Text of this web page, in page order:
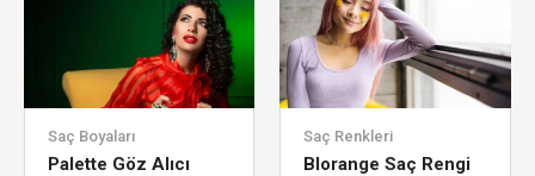
Saç Boyaları
Palette Göz Alıcı
Saç Renkleri
Blorange Saç Rengi